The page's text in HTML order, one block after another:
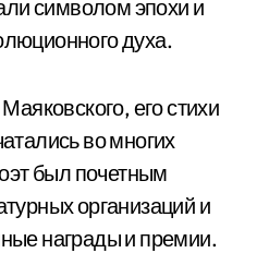
символом эпохи и
духа.
его стихи
во многих
был почетным
организаций и
награды и премии.